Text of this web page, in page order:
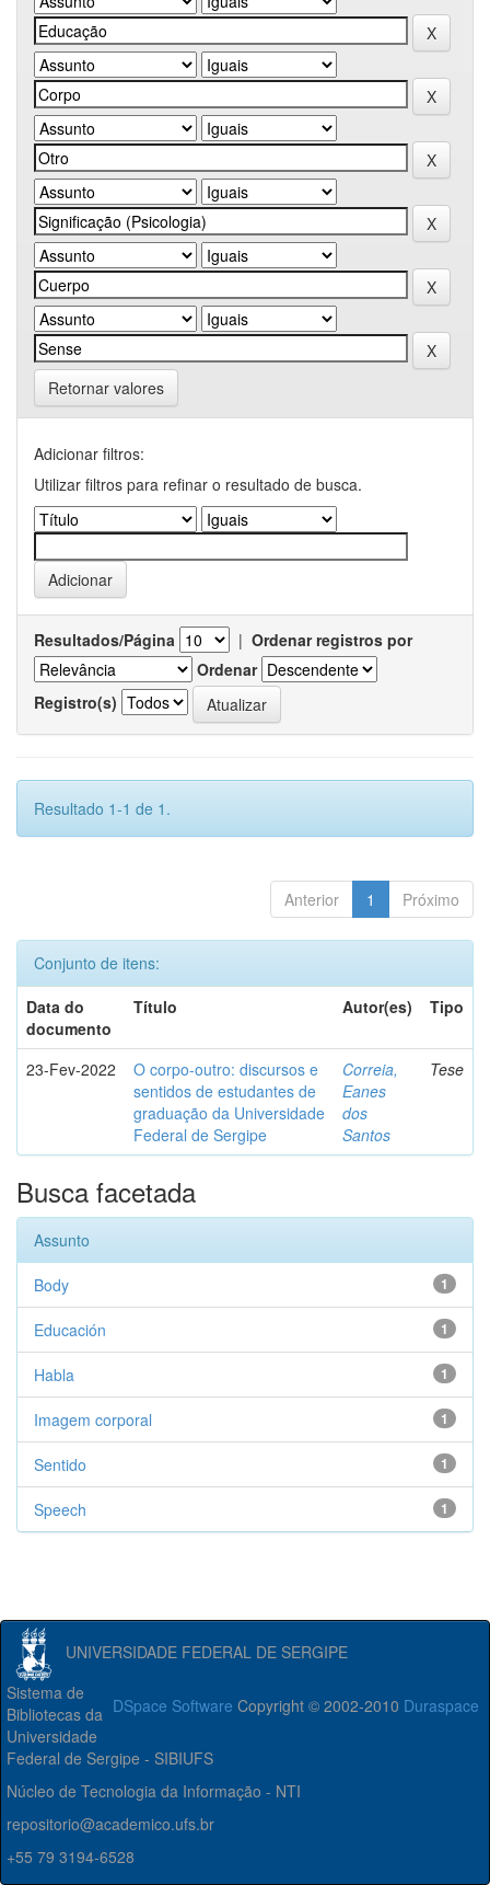
Retornar valores
Adicionar filtros:
Utilizar filtros para refinar o resultado de busca.
Resultados/Página | Ordenar registros por
Ordenar
Registro(s)
Resultado 1-1 de 1.
Anterior 1 Próximo
Conjunto de itens:
Data do
documento
Título Autor(es) Tipo
23-Fev-2022
O corpo-outro: discursos e
sentidos de estudantes de
graduação da Universidade
Federal de Sergipe
Correia,
Eanes
dos
Santos
Tese
Busca facetada
Assunto
1
Body
1
Educación
1
Habla
1
Imagem corporal
1
Sentido
1
Speech
UNIVERSIDADE FEDERAL DE SERGIPE
DSpace Software Copyright © 2002-2010 Duraspace
Sistema de
Bibliotecas da
Universidade
Federal de Sergipe - SIBIUFS
Núcleo de Tecnologia da Informação - NTI
repositorio@academico.ufs.br
+55 79 3194-6528